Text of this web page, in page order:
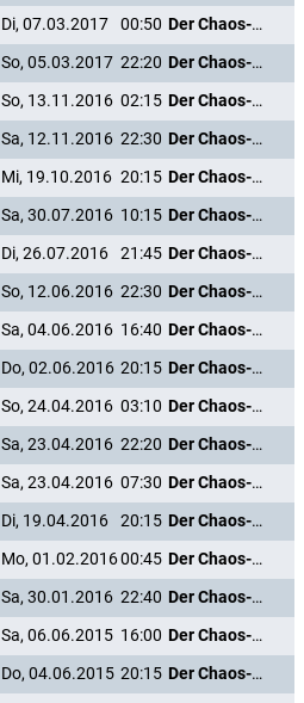
Di, 07.03.2017 00:50
Der Chaos-Dad
So, 05.03.2017 22:20
Der Chaos-Dad
So, 13.11.2016 02:15
Der Chaos-Dad
Sa, 12.11.2016 22:30
Der Chaos-Dad
Mi, 19.10.2016 20:15
Der Chaos-Dad
Sa, 30.07.2016 10:15
Der Chaos-Dad
Di, 26.07.2016 21:45
Der Chaos-Dad
So, 12.06.2016 22:30
Der Chaos-Dad
Sa, 04.06.2016 16:40
Der Chaos-Dad
Do, 02.06.2016 20:15
Der Chaos-Dad
So, 24.04.2016 03:10
Der Chaos-Dad
Sa, 23.04.2016 22:20
Der Chaos-Dad
Sa, 23.04.2016 07:30
Der Chaos-Dad
Di, 19.04.2016 20:15
Der Chaos-Dad
Mo, 01.02.201600:45
Der Chaos-Dad
Sa, 30.01.2016 22:40
Der Chaos-Dad
Sa, 06.06.2015 16:00
Der Chaos-Dad
Do, 04.06.2015 20:15
Der Chaos-Dad